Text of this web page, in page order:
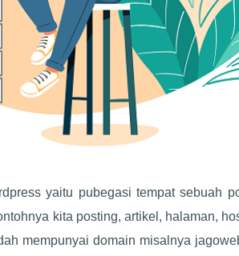
yaitu pubegasi tempat sebuah
kita posting, artikel, halaman,
mempunyai domain misalnya